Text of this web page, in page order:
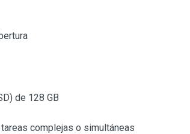
de 128 GB
complejas o simultáneas